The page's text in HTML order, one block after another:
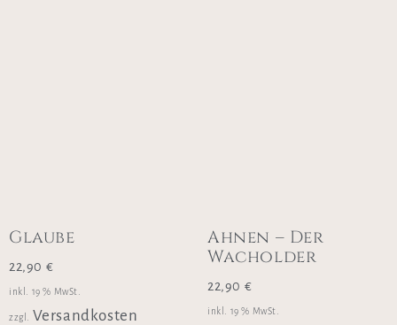
Glaube
22,90 €
inkl. 19 % MwSt.
zzgl. Versandkosten
Ahnen – Der
Wacholder
22,90 €
inkl. 19 % MwSt.